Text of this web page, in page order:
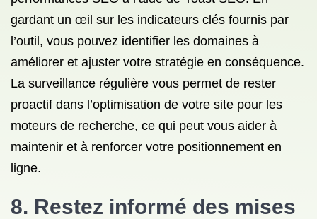
gardant un œil sur les indicateurs clés fournis par
l’outil, vous pouvez identifier les domaines à
améliorer et ajuster votre stratégie en conséquence.
La surveillance régulière vous permet de rester
proactif dans l’optimisation de votre site pour les
moteurs de recherche, ce qui peut vous aider à
maintenir et à renforcer votre positionnement en
ligne.
8. Restez informé des mises